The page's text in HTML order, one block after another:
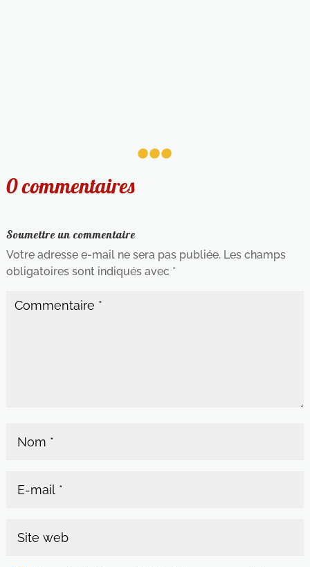
...
0 commentaires
Soumettre un commentaire
Votre adresse e-mail ne sera pas publiée. Les champs
obligatoires sont indiqués avec *